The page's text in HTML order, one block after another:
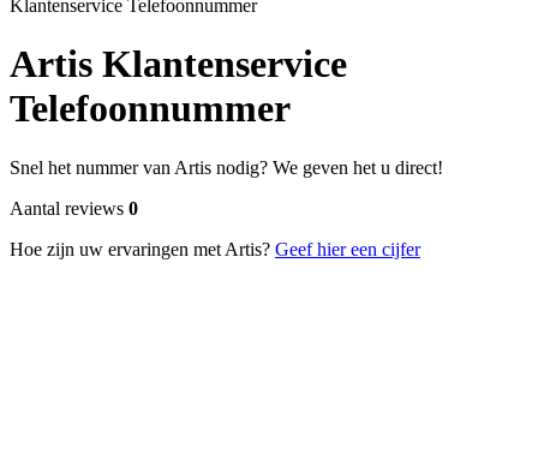
Klantenservice Telefoonnummer
Artis Klantenservice
Telefoonnummer
Snel het nummer van Artis nodig? We geven het u direct!
Aantal reviews 0
Hoe zijn uw ervaringen met Artis? Geef hier een cijfer